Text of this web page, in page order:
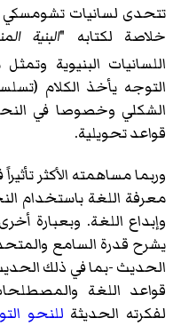
تتحدى لسانيات تشومسكي
خلاصة لكتابه "البنية
اللسانيات البنيوية
التوجه يأخذ الكلام
الشكلي وخصوصا في
قواعد تحويلية.
وربما مساهمته الأكثر
معرفة اللغة باستخدام
وإبداع اللغة. وبعبارة
يشرح قدرة السامع
الحديث -بما في ذلك
قواعد اللغة
لفكرته الحديثة للنحو